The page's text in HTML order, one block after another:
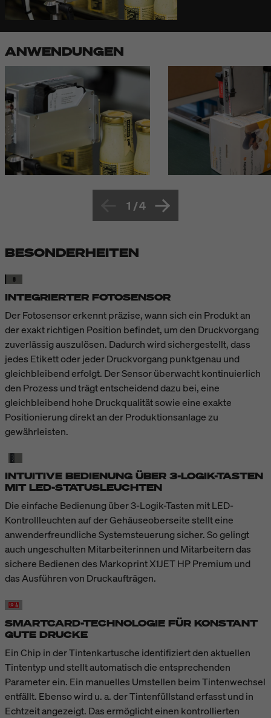
ANWENDUNGEN
1 /4
BESONDERHEITEN
INTEGRIERTER FOTOSENSOR
Der Fotosensor erkennt präzise, wann sich ein Produkt an
der exakt richtigen Position befindet, um den Druckvorgang
zuverlässig auszulösen. Dadurch wird sichergestellt, dass
jedes Etikett oder jeder Druckvorgang punktgenau und
gleichbleibend erfolgt. Der Sensor überwacht kontinuierlich
den Prozess und trägt entscheidend dazu bei, eine
gleichbleibend hohe Druckqualität sowie eine exakte
Positionierung direkt an der Produktionsanlage zu
gewährleisten.
INTUITIVE BEDIENUNG ÜBER 3-LOGIK-TASTEN
MIT LED-STATUSLEUCHTEN
Die einfache Bedienung über 3-Logik-Tasten mit LED-
Kontrollleuchten auf der Gehäuseoberseite stellt eine
anwenderfreundliche Systemsteuerung sicher. So gelingt
auch ungeschulten Mitarbeiterinnen und Mitarbeitern das
sichere Bedienen des Markoprint X1JET HP Premium und
das Ausführen von Druckaufträgen.
SMARTCARD-TECHNOLOGIE FÜR KONSTANT
GUTE DRUCKE
Ein Chip in der Tintenkartusche identifiziert den aktuellen
Tintentyp und stellt automatisch die entsprechenden
Parameter ein. Ein manuelles Umstellen beim Tintenwechsel
entfällt. Ebenso wird u. a. der Tintenfüllstand erfasst und in
Echtzeit angezeigt. Das ermöglicht einen kontrollierten